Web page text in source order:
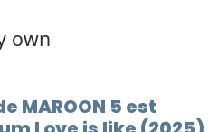
own
MAROON 5 est